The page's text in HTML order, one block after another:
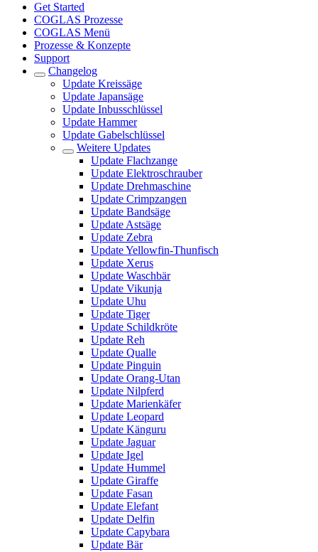
Get Started
COGLAS Prozesse
COGLAS Menü
Prozesse & Konzepte
Support
Changelog
Update Kreissäge
Update Japansäge
Update Inbusschlüssel
Update Hammer
Update Gabelschlüssel
Weitere Updates
Update Flachzange
Update Elektroschrauber
Update Drehmaschine
Update Crimpzangen
Update Bandsäge
Update Astsäge
Update Zebra
Update Yellowfin-Thunfisch
Update Xerus
Update Waschbär
Update Vikunja
Update Uhu
Update Tiger
Update Schildkröte
Update Reh
Update Qualle
Update Pinguin
Update Orang-Utan
Update Nilpferd
Update Marienkäfer
Update Leopard
Update Känguru
Update Jaguar
Update Igel
Update Hummel
Update Giraffe
Update Fasan
Update Elefant
Update Delfin
Update Capybara
Update Bär